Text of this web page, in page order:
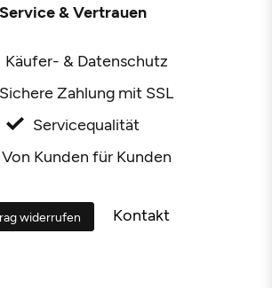
Service & Vertrauen
Käufer- & Datenschutz
Sichere Zahlung mit SSL
Servicequalität
Von Kunden für Kunden
widerrufen Kontakt